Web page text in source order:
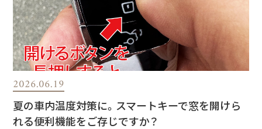
2026.06.19
夏の車内温度対策に。スマートキーで窓を開けら
れる便利機能をご存じですか？